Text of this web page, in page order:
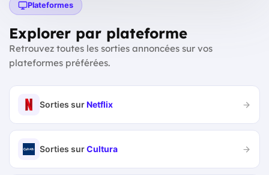
Plateformes
Explorer par plateforme
Retrouvez toutes les sorties annoncées sur vos
plateformes préférées.
Sorties surNetflix
Sorties surCultura